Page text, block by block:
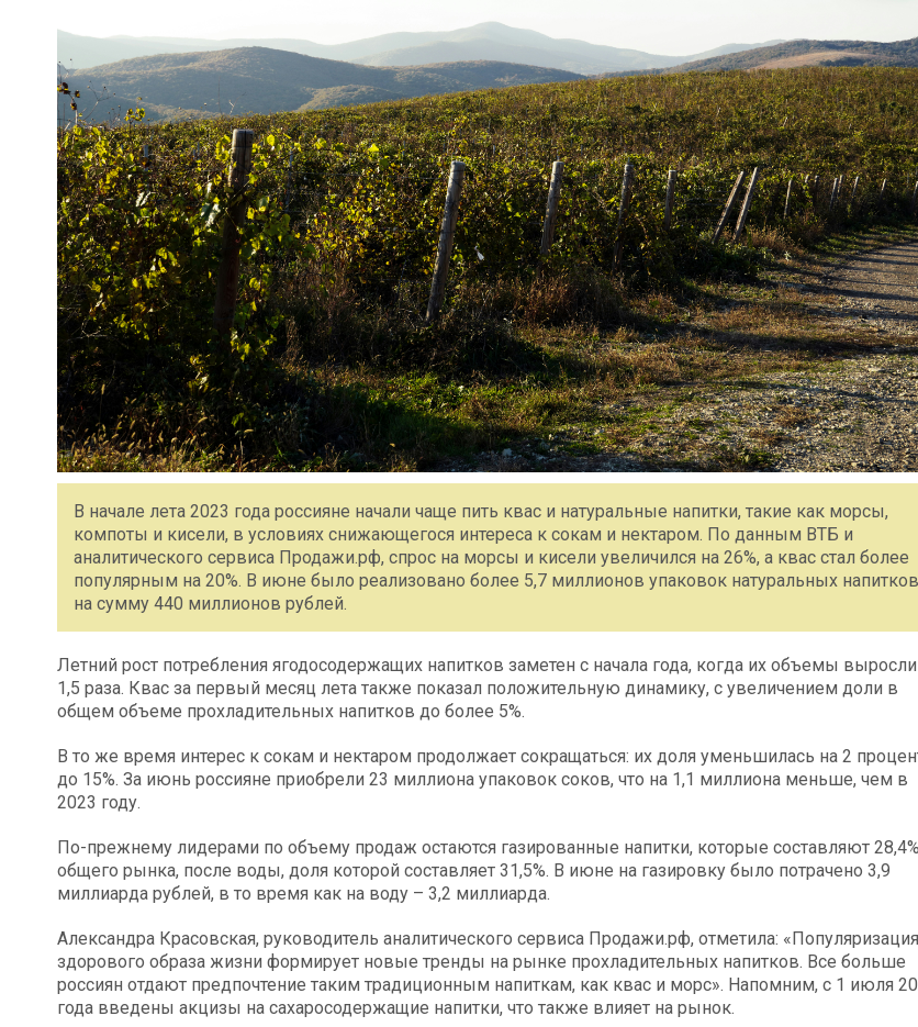
В начале лета 2023 года россияне начали чаще пить квас и натуральные напитки, такие как морсы,
компоты и кисели, в условиях снижающегося интереса к сокам и нектаром. По данным ВТБ и
аналитического сервиса Продажи.рф, спрос на морсы и кисели увеличился на 26%, а квас стал более
популярным на 20%. В июне было реализовано более 5,7 миллионов упаковок натуральных напитков
на сумму 440 миллионов рублей.
Летний рост потребления ягодосодержащих напитков заметен с начала года, когда их объемы
1,5 раза. Квас за первый месяц лета также показал положительную динамику, с увеличением доли в
общем объеме прохладительных напитков до более 5%.
В то же время интерес к сокам и нектаром продолжает сокращаться: их доля уменьшилась на 2
до 15%. За июнь россияне приобрели 23 миллиона упаковок соков, что на 1,1 миллиона меньше, чем в
2023 году.
По-прежнему лидерами по объему продаж остаются газированные напитки, которые составляют
общего рынка, после воды, доля которой составляет 31,5%. В июне на газировку было потрачено 3,9
миллиарда рублей, в то время как на воду – 3,2 миллиарда.
Александра Красовская, руководитель аналитического сервиса Продажи.рф, отметила: «Популяризация
здорового образа жизни формирует новые тренды на рынке прохладительных напитков. Все больше
россиян отдают предпочтение таким традиционным напиткам, как квас и морс». Напомним, с 1 июля
года введены акцизы на сахаросодержащие напитки, что также влияет на рынок.